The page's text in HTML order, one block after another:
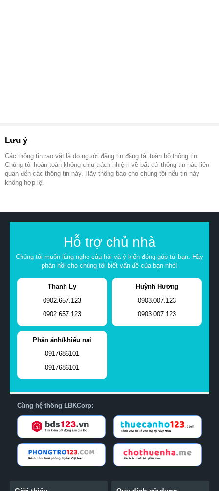
Lưu ý
Các thông tin rao vặt là do người đăng tin đăng tải toàn bộ thông tin.
Chúng tôi hoàn toàn không chịu trách nhiệm về bất cứ thông tin nào liên
quan đến các thông tin này. Hãy thông báo cho chúng tôi nếu tin này
không hợp lệ.
Hỗ trợ chủ nhà
Chúng tôi muốn lắng nghe câu hỏi và ý kiến đóng góp từ bạn. Hãy
phản hồi cho chúng tôi biết vấn đề của bạn nhé!
Thanh Ly
0902.657.123
0902.657.123
Huỳnh Hương
0903.007.123
0903.007.123
Phản ánh/khiếu nại
0917686101
0917686101
Cùng hệ thống LBKCorp: